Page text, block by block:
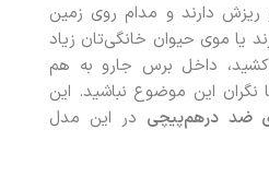
ریزش دارند و مدام روی زمین
یا موی حیوان خانگی‌تان زیاد
داخل برس جارو به هم
نگران این موضوع نباشید. این
ضد درهم‌پیچی در این مدل